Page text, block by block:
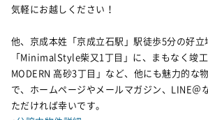
気軽にお越しください！
他、京成本姓「京成立石駅」駅徒歩5分の好立
「MinimalStyle柴又1丁目」に、まもなく竣
MODERN 高砂3丁目」など、他にも魅力的な
で、ホームページやメールマガジン、LINE＠
ただければ幸いです。